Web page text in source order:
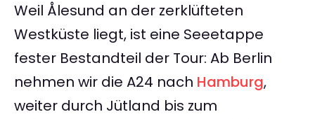
Weil Ålesund an der zerklüfteten
Westküste liegt, ist eine Seeetappe
fester Bestandteil der Tour: Ab Berlin
nehmen wir die A24 nach Hamburg,
weiter durch Jütland bis zum